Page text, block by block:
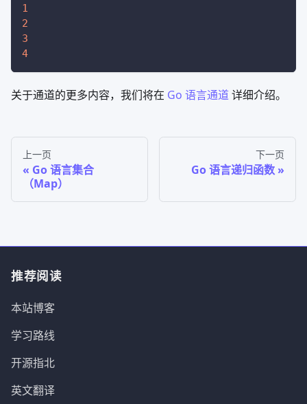
1
2
3
4
关于通道的更多内容，我们将在 Go 语言通道 详细介绍。
上一页
Go 语言集合
（Map）
下一页
Go 语言递归函数
推荐阅读
本站博客
学习路线
开源指北
英文翻译